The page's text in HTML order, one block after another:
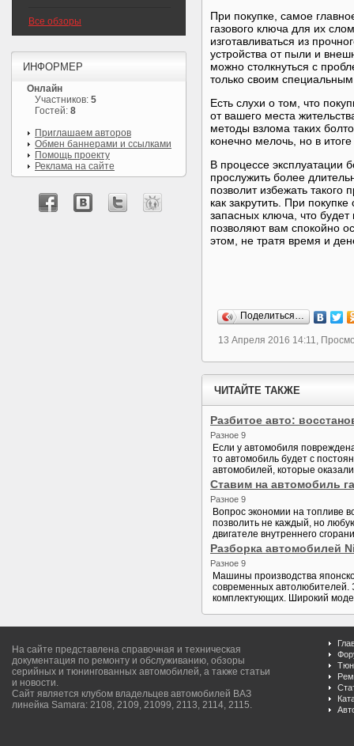
При покупке, самое
газового ключа для их
изготавливаться из
устройства от пыли и
можно столкнуться с
только своим
Есть слухи о том, что
от вашего места
методы взлома таких
конечно мелочь, но в
В процессе эксплуатации
прослужить более
позволит избежать
как закрутить. При
запасных ключа, что
позволяют вам спокойно
этом, не тратя время и
Поделиться…
13 Апреля 2016 14:11,
ЧИТАЙТЕ ТАКЖЕ
Разбитое авто:
Разное 9
Если у автомобиля
то автомобиль будет с
автомобилей, которые
Ставим на автомобиль
Разное 9
Вопрос экономии на топливе
позволить не каждый, но
двигателе внутреннего
Разборка автомобилей
Разное 9
Машины производства
современных автолюбителей.
комплектующих. Широкий
Все обзоры
ИНФОРМЕР
Онлайн
Участников: 5
Гостей: 8
Приглашаем авторов
Обмен баннерами и ссылками
Помощь проекту
Реклама на сайте
На сайте представлена справочная и техническая
документация по ремонту и обслуживанию, обзоры
серийных и тюнингованных автомобилей, а также статьи
и новости.
Сайт является клубом владельцев автомобилей ВАЗ
линейка Samara: 2108, 2109, 21099, 2113, 2114, 2115.